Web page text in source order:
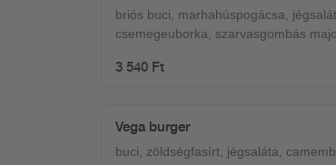
briós buci, marhahúspogácsa,
csemegeuborka, szarvasgombás
3 540 Ft
Vega burger
buci, zöldségfasírt, jégsaláta,